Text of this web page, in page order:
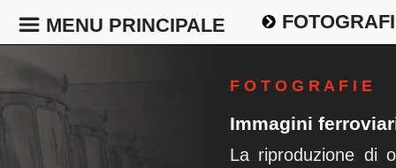
MENU PRINCIPALE
F O T O G R A F I E
Immagini
La riproduzione di